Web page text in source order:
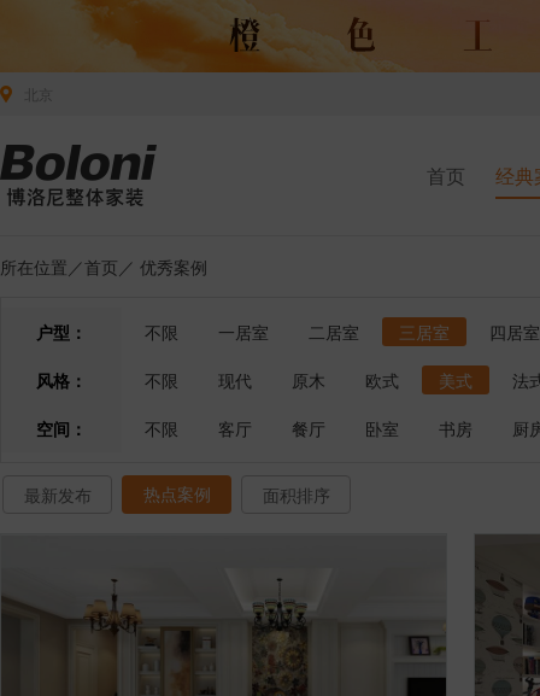
首页 经典
所在位置／首页 ／ 优秀案例
户型： 不限 一居室 二居室 三居室
四居室
风格：
不限 现代 原木 欧式 美式
法
空间：
不限 客厅 餐厅 卧室 书房 厨
最新发布 热点案例 面积排序